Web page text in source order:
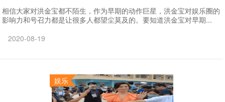
相信大家对洪金宝都不陌生，作为早期的动作巨星，洪金宝对娱乐圈的
影响力和号召力都是让很多人都望尘莫及的。要知道洪金宝对早期...
2020-08-19
娱乐